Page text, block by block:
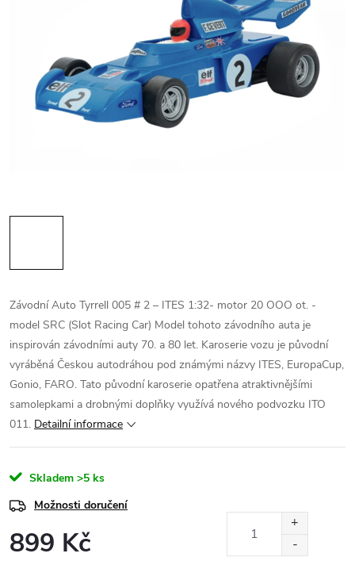
Závodní Auto Tyrrell 005 # 2 – ITES 1:32- motor 20 OOO ot. -
model SRC (Slot Racing Car) Model tohoto závodního auta je
inspirován závodními auty 70. a 80 let. Karoserie vozu je původní
vyráběná Českou autodráhou pod známými názvy ITES, EuropaCup,
Gonio, FARO. Tato původní karoserie opatřena atraktivnějšími
samolepkami a drobnými doplňky využívá nového podvozku ITO
011. Detailní informace
Skladem >5 ks
Možnosti doručení
899 Kč